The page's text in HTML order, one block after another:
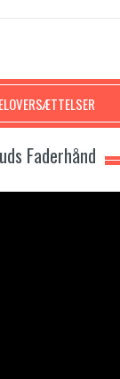
Faderhånd